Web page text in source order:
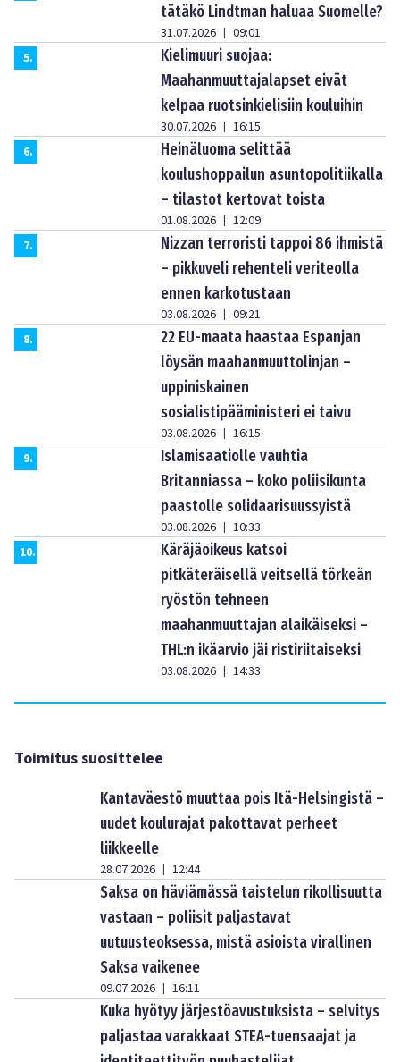
tätäkö Lindtman haluaa Suomelle?
31.07.2026 | 09:01
5.
Kielimuuri suojaa:
Maahanmuuttajalapset eivät
kelpaa ruotsinkielisiin kouluihin
30.07.2026 | 16:15
6.
Heinäluoma selittää
koulushoppailun asuntopolitiikalla
– tilastot kertovat toista
01.08.2026 | 12:09
7.
Nizzan terroristi tappoi 86 ihmistä
– pikkuveli rehenteli veriteolla
ennen karkotustaan
03.08.2026 | 09:21
8.
22 EU-maata haastaa Espanjan
löysän maahanmuuttolinjan –
uppiniskainen
sosialistipääministeri ei taivu
03.08.2026 | 16:15
9.
Islamisaatiolle vauhtia
Britanniassa – koko poliisikunta
paastolle solidaarisuussyistä
03.08.2026 | 10:33
10.
Käräjäoikeus katsoi
pitkäteräisellä veitsellä törkeän
ryöstön tehneen
maahanmuuttajan alaikäiseksi –
THL:n ikäarvio jäi ristiriitaiseksi
03.08.2026 | 14:33
Toimitus suosittelee
Kantaväestö muuttaa pois Itä-Helsingistä –
uudet koulurajat pakottavat perheet
liikkeelle
28.07.2026 | 12:44
Saksa on häviämässä taistelun rikollisuutta
vastaan – poliisit paljastavat
uutuusteoksessa, mistä asioista virallinen
Saksa vaikenee
09.07.2026 | 16:11
Kuka hyötyy järjestöavustuksista – selvitys
paljastaa varakkaat STEA-tuensaajat ja